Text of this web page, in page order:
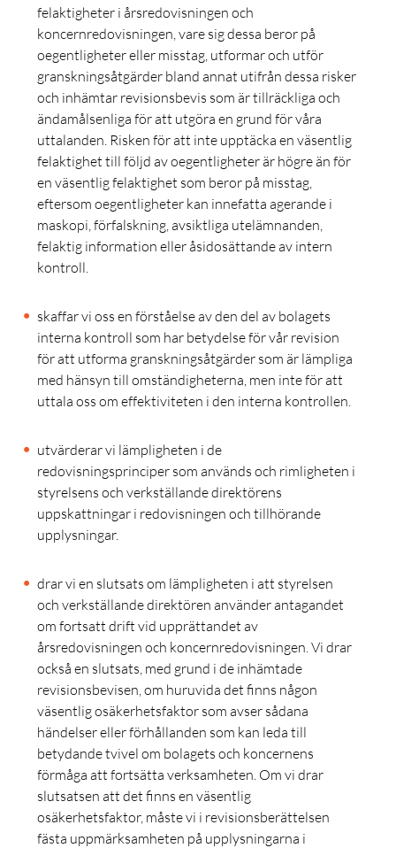
felaktigheter i årsredovisningen och
koncernredovisningen, vare sig dessa beror på
oegentligheter eller misstag, utformar och utför
granskningsåtgärder bland annat utifrån dessa risker
och inhämtar revisionsbevis som är tillräckliga och
ändamålsenliga för att utgöra en grund för våra
uttalanden. Risken för att inte upptäcka en väsentlig
felaktighet till följd av oegentligheter är högre än för
en väsentlig felaktighet som beror på misstag,
eftersom oegentligheter kan innefatta agerande i
maskopi, förfalskning, avsiktliga utelämnanden,
felaktig information eller åsidosättande av intern
kontroll.
skaffar vi oss en förståelse av den del av bolagets
interna kontroll som har betydelse för vår revision
för att utforma granskningsåtgärder som är lämpliga
med hänsyn till omständigheterna, men inte för att
uttala oss om effektiviteten i den interna kontrollen.
utvärderar vi lämpligheten i de
redovisningsprinciper som används och rimligheten i
styrelsens och verkställande direktörens
uppskattningar i redovisningen och tillhörande
upplysningar.
drar vi en slutsats om lämpligheten i att styrelsen
och verkställande direktören använder antagandet
om fortsatt drift vid upprättandet av
årsredovisningen och koncernredovisningen. Vi drar
också en slutsats, med grund i de inhämtade
revisionsbevisen, om huruvida det finns någon
väsentlig osäkerhetsfaktor som avser sådana
händelser eller förhållanden som kan leda till
betydande tvivel om bolagets och koncernens
förmåga att fortsätta verksamheten. Om vi drar
slutsatsen att det finns en väsentlig
osäkerhetsfaktor, måste vi i revisionsberättelsen
fästa uppmärksamheten på upplysningarna i